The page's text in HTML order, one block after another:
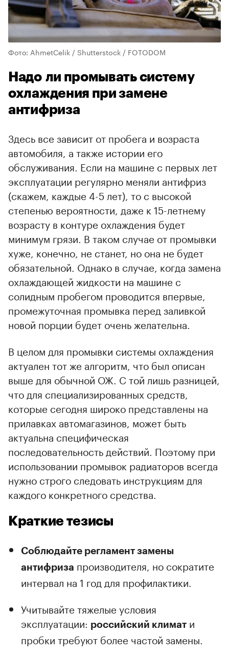
Фото: AhmetCelik / Shutterstock / FOTODOM
Надо ли промывать систему
охлаждения при замене
антифриза
Здесь все зависит от пробега и возраста
автомобиля, а также истории его
обслуживания. Если на машине с первых лет
эксплуатации регулярно меняли антифриз
(скажем, каждые 4-5 лет), то с высокой
степенью вероятности, даже к 15-летнему
возрасту в контуре охлаждения будет
минимум грязи. В таком случае от промывки
хуже, конечно, не станет, но она не будет
обязательной. Однако в случае, когда замена
охлаждающей жидкости на машине с
солидным пробегом проводится впервые,
промежуточная промывка перед заливкой
новой порции будет очень желательна.
В целом для промывки системы охлаждения
актуален тот же алгоритм, что был описан
выше для обычной ОЖ. С той лишь разницей,
что для специализированных средств,
которые сегодня широко представлены на
прилавках автомагазинов, может быть
актуальна специфическая
последовательность действий. Поэтому при
использовании промывок радиаторов всегда
нужно строго следовать инструкциям для
каждого конкретного средства.
Краткие тезисы
Соблюдайте регламент замены
антифриза производителя, но сократите
интервал на 1 год для профилактики.
Учитывайте тяжелые условия
эксплуатации: российский климат и
пробки требуют более частой замены.